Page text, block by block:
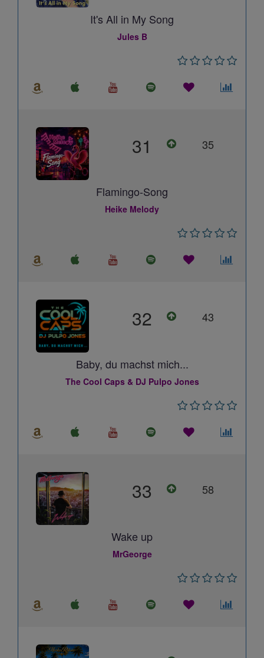
It's All in My Song
Jules B
31 35
Flamingo-Song
Heike Melody
32 43
Baby, du machst mich...
The Cool Caps & DJ Pulpo Jones
33 58
Wake up
MrGeorge